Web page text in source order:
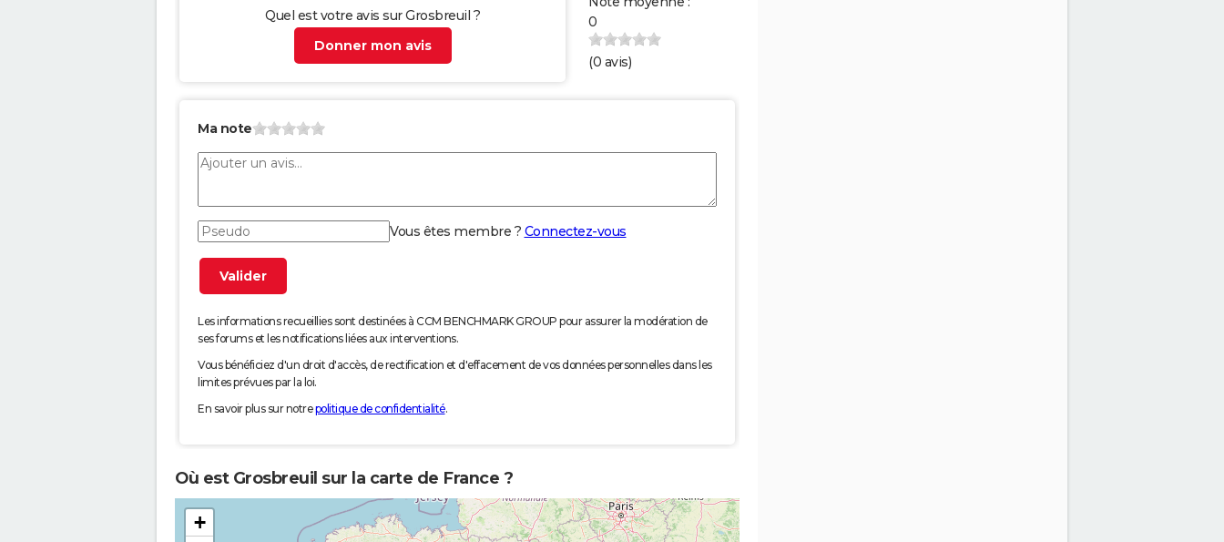
Quel est votre avis sur Grosbreuil ?
Donner mon avis
0
(0 avis)
Ma note
Vous êtes membre ? Connectez-vous
Les informations recueillies sont destinées à CCM BENCHMARK GROUP pour assurer la modération de
ses forums et les notifications liées aux interventions.
Vous bénéficiez d'un droit d'accès, de rectification et d'effacement de vos données personnelles dans les
limites prévues par la loi.
En savoir plus sur notrepolitique de confidentialité.
Où est Grosbreuil sur la carte de France ?
+